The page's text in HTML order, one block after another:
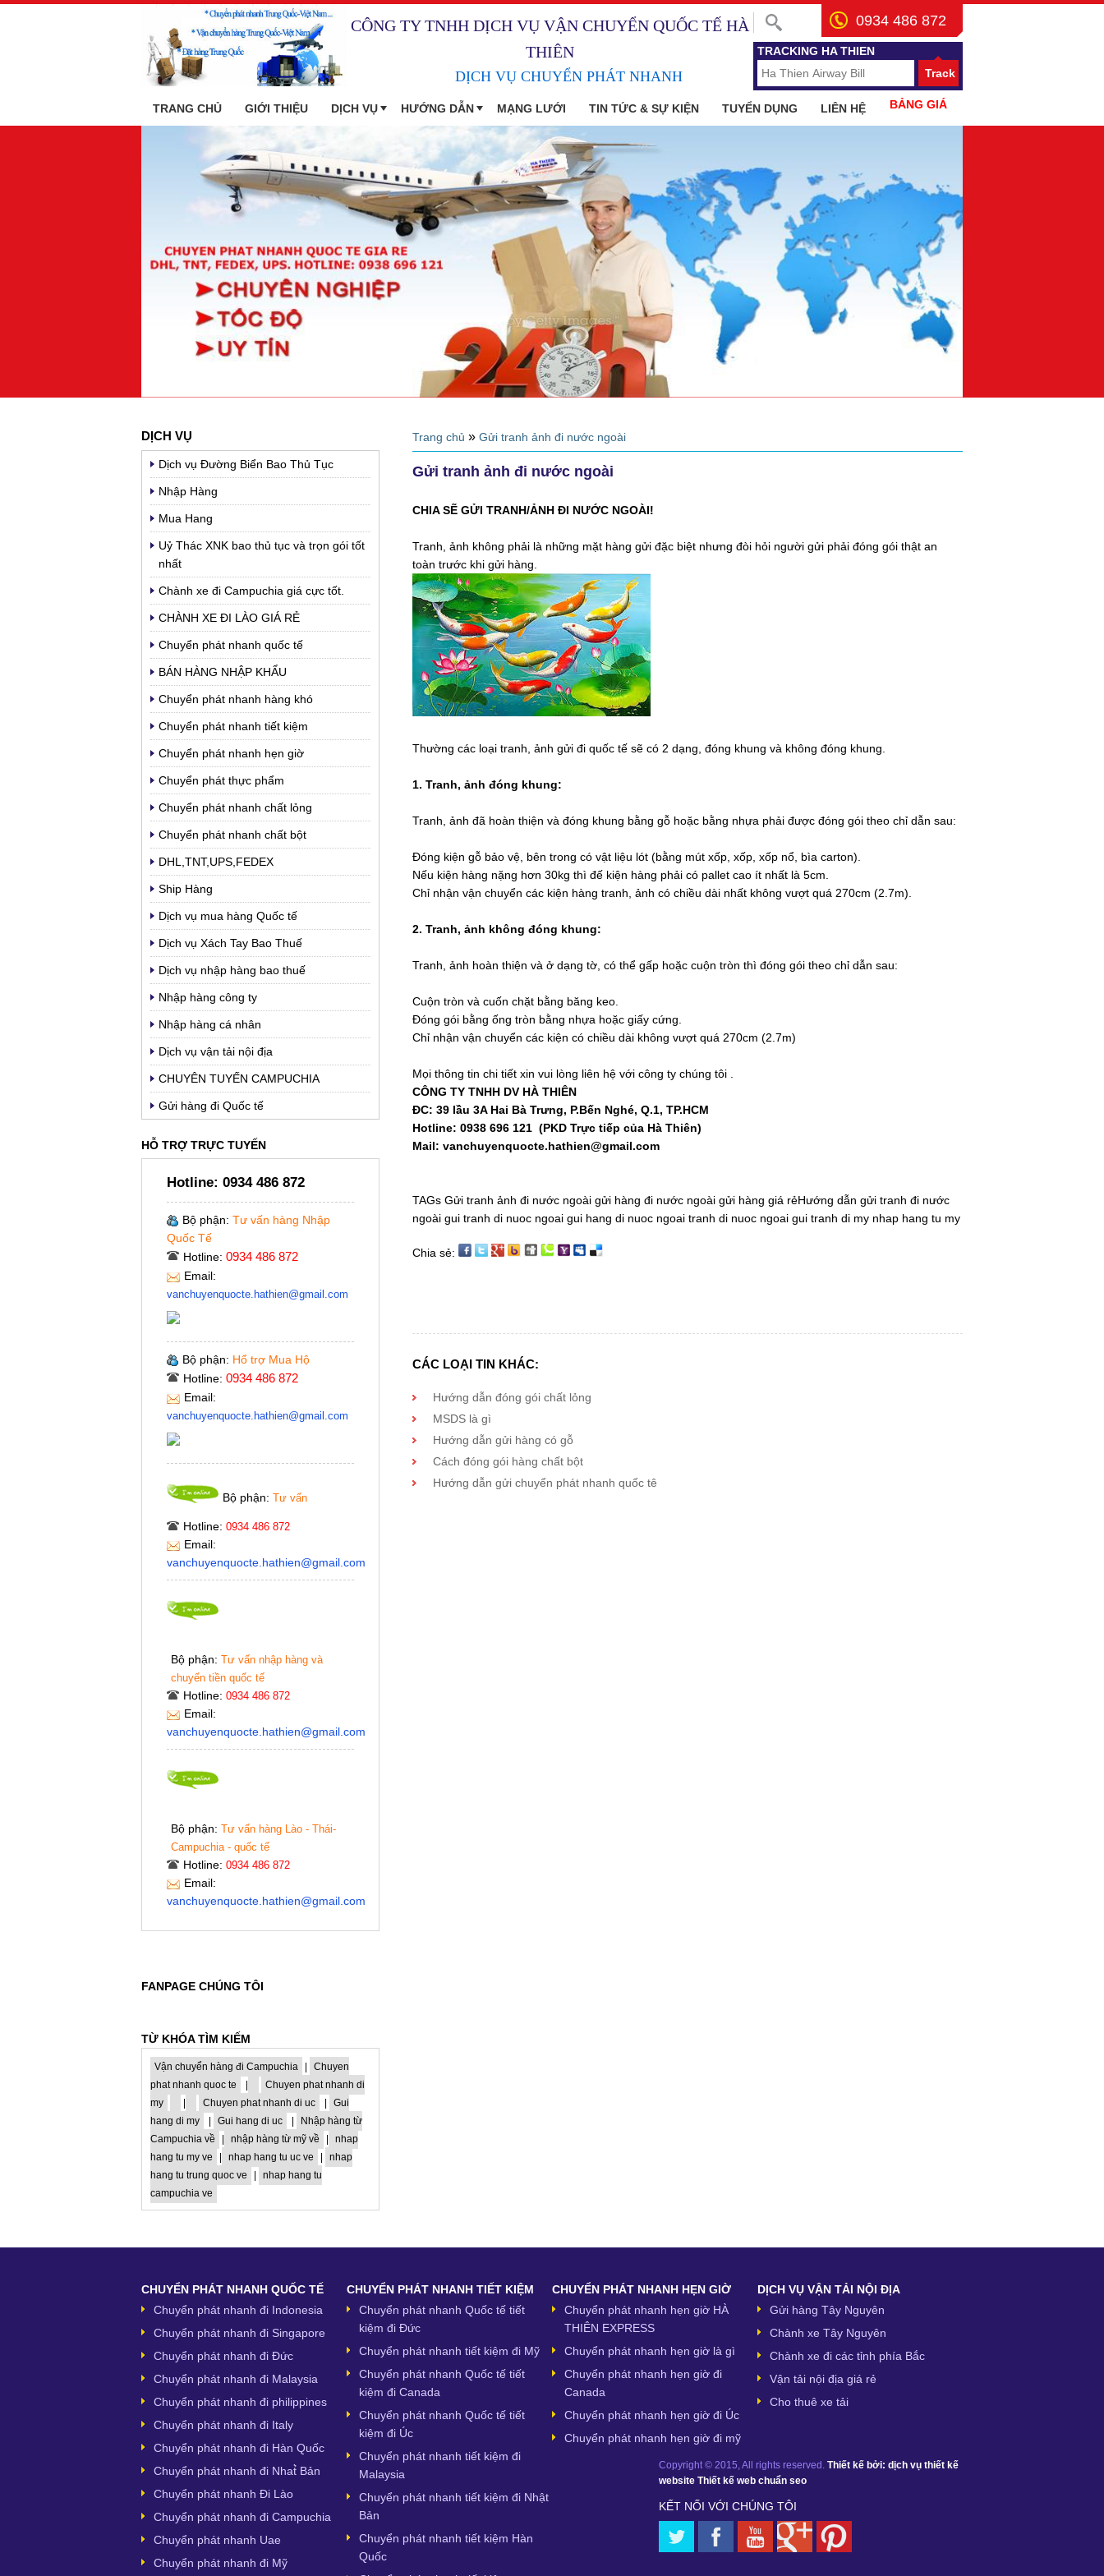
CÔNG TY TNHH DỊCH VỤ VẬN CHUYỂN QUỐC TẾ HÀ
THIÊN
DỊCH VỤ CHUYỂN PHÁT NHANH
0934 486 872
TRACKING HA THIEN
Track
TRANG CHỦ GIỚI THIỆU DỊCH VỤ HƯỚNG DẪN MẠNG LƯỚI TIN TỨC & SỰ KIỆN TUYỂN DỤNG LIÊN HỆ BẢNG GIÁ
Trang chủ » Gửi tranh ảnh đi nước ngoài
Gửi tranh ảnh đi nước ngoài
CHIA SẼ GỬI TRANH/ẢNH ĐI NƯỚC NGOÀI!
Tranh, ảnh không phải là những mặt hàng gửi đặc biệt nhưng đòi hỏi người gửi phải đóng gói thật an
toàn trước khi gửi hàng.
Thường các loại tranh, ảnh gửi đi quốc tế sẽ có 2 dạng, đóng khung và không đóng khung.
1. Tranh, ảnh đóng khung:
Tranh, ảnh đã hoàn thiện và đóng khung bằng gỗ hoặc bằng nhựa phải được đóng gói theo chỉ dẫn sau:
Đóng kiện gỗ bảo vệ, bên trong có vật liệu lót (bằng mút xốp, xốp, xốp nổ, bìa carton).
Nếu kiện hàng nặng hơn 30kg thì đế kiện hàng phải có pallet cao ít nhất là 5cm.
Chỉ nhận vận chuyển các kiện hàng tranh, ảnh có chiều dài nhất không vượt quá 270cm (2.7m).
2. Tranh, ảnh không đóng khung:
Tranh, ảnh hoàn thiện và ở dạng tờ, có thể gấp hoặc cuộn tròn thì đóng gói theo chỉ dẫn sau:
Cuộn tròn và cuốn chặt bằng băng keo.
Đóng gói bằng ống tròn bằng nhựa hoặc giấy cứng.
Chỉ nhận vận chuyển các kiện có chiều dài không vượt quá 270cm (2.7m)
Mọi thông tin chi tiết xin vui lòng liên hệ với công ty chúng tôi .
CÔNG TY TNHH DV HÀ THIÊN
ĐC: 39 lầu 3A Hai Bà Trưng, P.Bến Nghé, Q.1, TP.HCM
Hotline: 0938 696 121 (PKD Trực tiếp của Hà Thiên)
Mail: vanchuyenquocte.hathien@gmail.com
TAGs Gửi tranh ảnh đi nước ngoài gửi hàng đi nước ngoài gửi hàng giá rẻHướng dẫn gửi tranh đi nước
ngoài gui tranh di nuoc ngoai gui hang di nuoc ngoai tranh di nuoc ngoai gui tranh di my nhap hang tu my
Chia sẻ:
CÁC LOẠI TIN KHÁC:
Hướng dẫn đóng gói chất lỏng
MSDS là gì
Hướng dẫn gửi hàng có gỗ
Cách đóng gói hàng chất bột
Hướng dẫn gửi chuyển phát nhanh quốc tê
DỊCH VỤ
Dịch vụ Đường Biển Bao Thủ Tục
Nhập Hàng
Mua Hang
Uỷ Thác XNK bao thủ tục và trọn gói tốt
nhất
Chành xe đi Campuchia giá cực tốt.
CHÀNH XE ĐI LÀO GIÁ RẺ
Chuyển phát nhanh quốc tế
BÁN HÀNG NHẬP KHẨU
Chuyển phát nhanh hàng khó
Chuyển phát nhanh tiết kiệm
Chuyển phát nhanh hẹn giờ
Chuyển phát thực phẩm
Chuyển phát nhanh chất lỏng
Chuyển phát nhanh chất bột
DHL,TNT,UPS,FEDEX
Ship Hàng
Dịch vụ mua hàng Quốc tế
Dịch vụ Xách Tay Bao Thuế
Dịch vụ nhập hàng bao thuế
Nhập hàng công ty
Nhập hàng cá nhân
Dịch vụ vận tải nội địa
CHUYÊN TUYẾN CAMPUCHIA
Gửi hàng đi Quốc tế
HỖ TRỢ TRỰC TUYẾN
Hotline: 0934 486 872
Bộ phận: Tư vấn hàng Nhập
Quốc Tế
Hotline: 0934 486 872
Email:
vanchuyenquocte.hathien@gmail.com
Bộ phận: Hổ trợ Mua Hộ
Hotline: 0934 486 872
Email:
vanchuyenquocte.hathien@gmail.com
Bộ phận: Tư vấn
Hotline: 0934 486 872
Email:
vanchuyenquocte.hathien@gmail.com
Bộ phận: Tư vấn nhập hàng và
chuyển tiền quốc tế
Hotline: 0934 486 872
Email:
vanchuyenquocte.hathien@gmail.com
Bộ phận: Tư vấn hàng Lào - Thái-
Campuchia - quốc tế
Hotline: 0934 486 872
Email:
vanchuyenquocte.hathien@gmail.com
FANPAGE CHÚNG TÔI
TỪ KHÓA TÌM KIẾM
Vận chuyển hàng đi Campuchia |
Chuyen
phat nhanh quoc te
|
Chuyen phat nhanh di
my
| Chuyen phat nhanh di uc |
Gui
hang di my
| Gui hang di uc |
Nhập hàng từ
Campuchia về
| nhập hàng từ mỹ về |
nhap
hang tu my ve
| nhap hang tu uc ve |
nhap
hang tu trung quoc ve
|
nhap hang tu
campuchia ve
CHUYỂN PHÁT NHANH QUỐC TẾ
Chuyển phát nhanh đi Indonesia
Chuyển phát nhanh đi Singapore
Chuyển phát nhanh đi Đức
Chuyển phát nhanh đi Malaysia
Chuyển phát nhanh đi philippines
Chuyển phát nhanh đi Italy
Chuyển phát nhanh đi Hàn Quốc
Chuyển phát nhanh đi Nhat̉̀ Bản
Chuyển phát nhanh Đi Lào
Chuyển phát nhanh đi Campuchia
Chuyển phát nhanh Uae
Chuyển phát nhanh đi Mỹ
CHUYỂN PHÁT NHANH TIẾT KIỆM
Chuyển phát nhanh Quốc tế tiết
kiệm đi Đức
Chuyển phát nhanh tiết kiệm đi Mỹ
Chuyển phát nhanh Quốc tế tiết
kiệm đi Canada
Chuyển phát nhanh Quốc tế tiết
kiệm đi Úc
Chuyển phát nhanh tiết kiệm đi
Malaysia
Chuyển phát nhanh tiết kiệm đi Nhật
Bản
Chuyển phát nhanh tiết kiệm Hàn
Quốc
CHUYỂN PHÁT NHANH HẸN GIỜ
Chuyển phát nhanh hẹn giờ HÀ
THIÊN EXPRESS
Chuyển phát nhanh hẹn giờ là gì
Chuyển phát nhanh hẹn giờ đi
Canada
Chuyển phát nhanh hẹn giờ đi Úc
Chuyển phát nhanh hẹn giờ đi mỹ
DỊCH VỤ VẬN TẢI NỘI ĐỊA
Gửi hàng Tây Nguyên
Chành xe Tây Nguyên
Chành xe đi các tỉnh phía Bắc
Vận tải nội địa giá rẻ
Cho thuê xe tải
Copyright © 2015, All rights reserved. Thiết kế bởi: dịch vụ thiết kế
website Thiết kế web chuẩn seo
KẾT NỐI VỚI CHÚNG TÔI